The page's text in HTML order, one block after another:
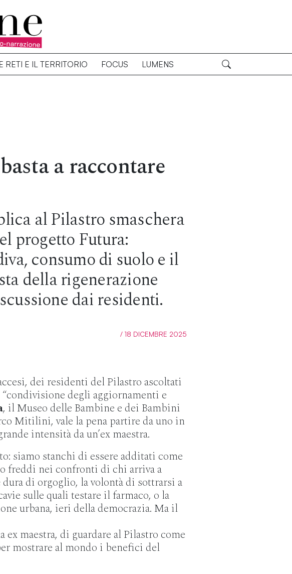
RETI E IL TERRITORIO FOCUS LUMENS
a raccontare
al Pilastro smaschera
progetto Futura:
consumo di suolo e il
della rigenerazione
dai residenti.
/ 18 DICEMBRE 2025
dei residenti del Pilastro ascoltati
degli aggiornamenti e
, il Museo delle Bambine e dei Bambini
Mitilini, vale la pena partire da uno in
intensità da un’ex maestra.
siamo stanchi di essere additati come
freddi nei confronti di chi arriva a
dura di orgoglio, la volontà di sottrarsi a
sulle quali testare il farmaco, o la
urbana, ieri della democrazia. Ma il
ex maestra, di guardare al Pilastro come
mostrare al mondo i benefici del